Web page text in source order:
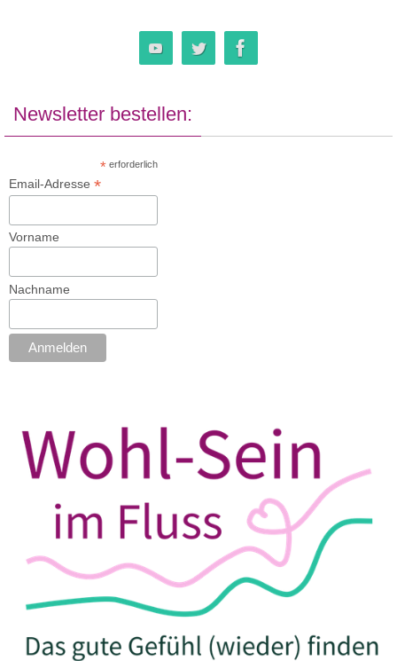
Newsletter bestellen:
* erforderlich
Email-Adresse*
Vorname
Nachname